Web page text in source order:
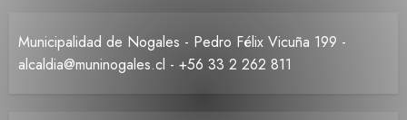
Municipalidad de Nogales - Pedro Félix Vicuña 199 -
alcaldia@muninogales.cl - +56 33 2 262 811